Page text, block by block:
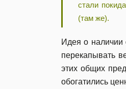
стали
(там же).
Идея о наличии
перекапывать
этих общих
обогатились